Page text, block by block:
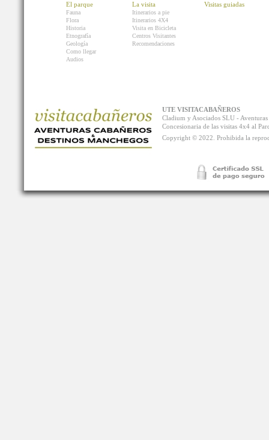
El parque
Fauna
Flora
Historia
Etnografía
Geología
Como llegar
Audios
La visita
Itinerarios a pie
Itinerarios 4X4
Visita en Bicicleta
Centros Visitantes
Recomendaciones
Visitas guiadas
UTE VISITACABAÑEROS
Cladium y Asociados SLU -
Concesionaria de las visitas 4x4 al
Copyright © 2022. Prohibida la